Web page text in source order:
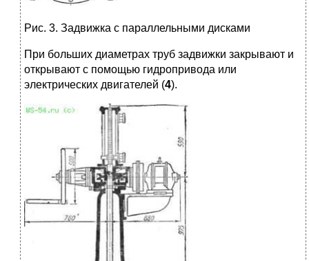
Рис. 3. Задвижка с параллельными дисками
При больших диаметрах труб задвижки закрывают и
открывают с помощью гидропривода или
электрических двигателей (4).